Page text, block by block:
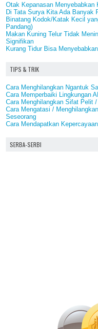
Otak Kepanasan Menyebabkan
Di Tata Surya Kita Ada Banyak
Binatang Kodok/Katak Kecil
Pandang)
Makan Kuning Telur Tidak
Signifikan
Kurang Tidur Bisa
TIPS & TRIK
Cara Menghilangkan Ngantuk
Cara Memperbaiki Lingkungan
Cara Menghilangkan Sifat Pelit
Cara Mengatasi /
Seseorang
Cara Mendapatkan
SERBA-SERBI